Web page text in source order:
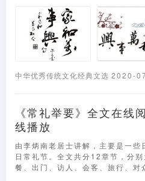
中华优秀传统文化经典文选 2020-
《常礼举要》全文在线
线播放
由李炳南老居士讲解，主要是一些
日常礼节。全文共分12章节，分
餐、出门、访人、会客、旅行、